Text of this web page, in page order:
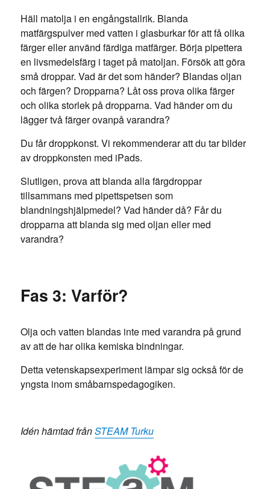
Häll matolja i en engångstallrik. Blanda
matfärgspulver med vatten i glasburkar för att få olika
färger eller använd färdiga matfärger. Börja pipettera
en livsmedelsfärg i taget på matoljan. Försök att göra
små droppar. Vad är det som händer? Blandas oljan
och färgen? Dropparna? Låt oss prova olika färger
och olika storlek på dropparna. Vad händer om du
lägger två färger ovanpå varandra?
Du får droppkonst. Vi rekommenderar att du tar bilder
av droppkonsten med iPads.
Slutligen, prova att blanda alla färgdroppar
tillsammans med pipettspetsen som
blandningshjälpmedel? Vad händer då? Får du
dropparna att blanda sig med oljan eller med
varandra?
Fas 3: Varför?
Olja och vatten blandas inte med varandra på grund
av att de har olika kemiska bindningar.
Detta vetenskapsexperiment lämpar sig också för de
yngsta inom småbarnspedagogiken.
Idén hämtad frånSTEAM Turku